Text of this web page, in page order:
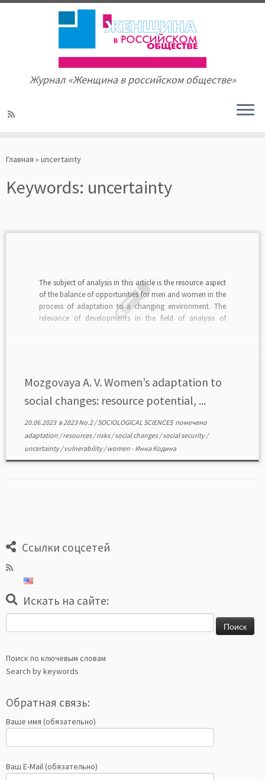
to
Журнал «Женщина в российском обществе»
Главная » uncertainty
Keywords: uncertainty
The subject of analysis in this article is the resource aspect
of the balance of opportunities for men and women in the
process of adaptation to a changing environment. The
relevance of developments in the field of analysis of
Mozgovaya A. V. Women’s adaptation to
social changes: resource potential, ...
20.06.2023в2023 No.2/SOCIOLOGICAL SCIENCES помечено
adaptation /resources/risks/social changes/social security/
uncertainty/vulnerability/women - Инна Кодина
Ссылки соцсетей
Искать на сайте:
Поиск по ключевым словам
Search by keywords
Обратная связь:
Ваше имя (обязательно)
Ваш E-Mail (обязательно)